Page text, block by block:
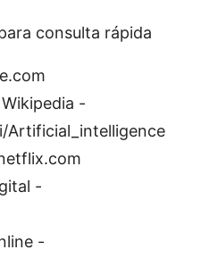
consulta rápida
-
Artificial_intelligence
-
-